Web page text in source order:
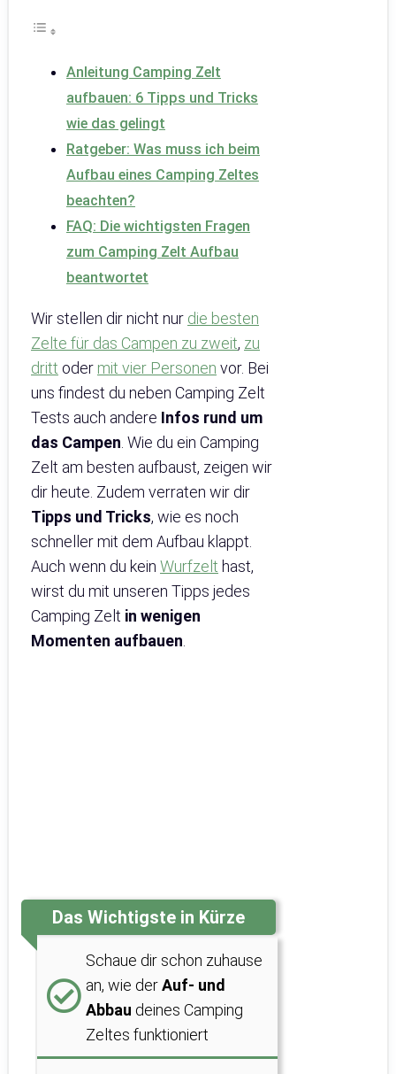
Anleitung Camping Zelt
aufbauen: 6 Tipps und Tricks
wie das gelingt
Ratgeber: Was muss ich beim
Aufbau eines Camping Zeltes
beachten?
FAQ: Die wichtigsten Fragen
zum Camping Zelt Aufbau
beantwortet
Wir stellen dir nicht nur die besten
Zelte für das Campen zu zweit, zu
dritt oder mit vier Personen vor. Bei
uns findest du neben Camping Zelt
Tests auch andere Infos rund um
das Campen. Wie du ein Camping
Zelt am besten aufbaust, zeigen wir
dir heute. Zudem verraten wir dir
Tipps und Tricks, wie es noch
schneller mit dem Aufbau klappt.
Auch wenn du kein Wurfzelt hast,
wirst du mit unseren Tipps jedes
Camping Zelt in wenigen
Momenten aufbauen.
Das Wichtigste in Kürze
Schaue dir schon zuhause
an, wie derAuf- und
Abbau deines Camping
Zeltes funktioniert